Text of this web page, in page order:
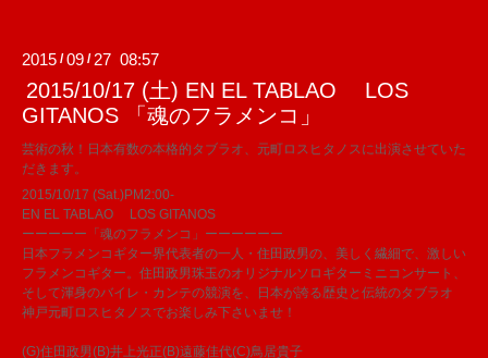
2015 /09 / 27 08:57
2015/10/17 (土) EN EL TABLAO LOS
GITANOS 「魂のフラメンコ」
芸術の秋！日本有数の本格的タブラオ、元町ロスヒタノスに出演させていた
だきます。
2015/10/17 (Sat.)PM2:00-
EN EL TABLAO LOS GITANOS
ーーーーー「魂のフラメンコ」ーーーーーー
日本フラメンコギター界代表者の一人・住田政男の、美しく繊細で、激しい
フラメンコギター。住田政男珠玉のオリジナルソロギターミニコンサート、
そして渾身のバイレ・カンテの競演を、日本が誇る歴史と伝統のタブラオ
神戸元町ロスヒタノスでお楽しみ下さいませ！
(G)住田政男(B)井上光正(B)遠藤佳代(C)鳥居貴子